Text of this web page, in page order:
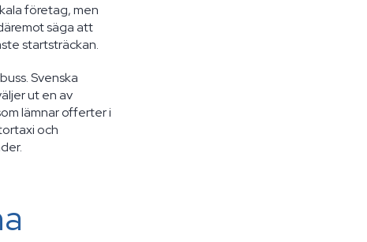
företag, men
säga att
startsträckan.
Svenska
ut en av
lämnar offerter i
och